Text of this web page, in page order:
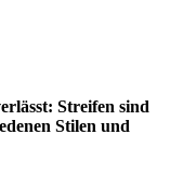
Streifen sind
Stilen und